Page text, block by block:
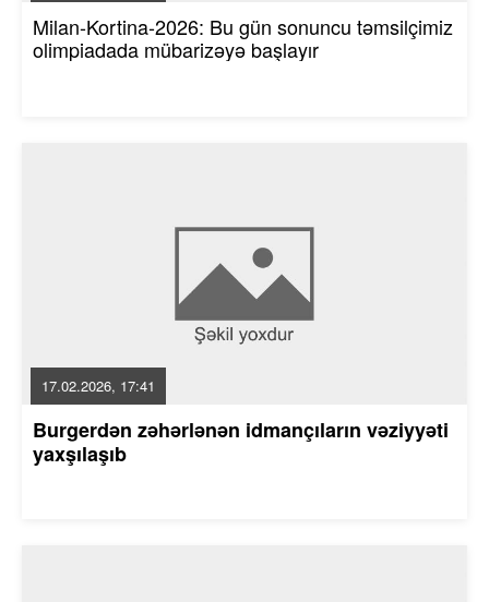
Milan-Kortina-2026: Bu gün sonuncu təmsilçimiz
olimpiadada mübarizəyə başlayır
17.02.2026, 17:41
Burgerdən zəhərlənən idmançıların vəziyyəti
yaxşılaşıb